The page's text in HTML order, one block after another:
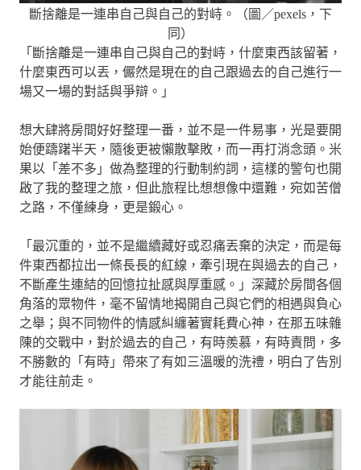
斷捨離是一連串自己與自己的對峙。（圖／pexels，下
同）
「斷捨離是一連串自己與自己的對峙，什麼東西該留著，
什麼東西可以丟，儼然是現在的自己跟過去的自己進行一
場又一場的對話與爭辯。」
想大肆將房間好好整理一番，並不是一件易事，光是要開
始便躊躇半天，隨後更被懶散擊敗，而一再打消念頭。米
果以「差不多」做為整理的行動制約詞，這樣的警句也開
啟了我的整理之旅，但此旅程比想想像中還難，宛如苦僧
之路，不僅練身，更是鍛心。
「最沉重的，並不是繼續藏好或忍痛丟棄的決定，而是每
件東西都拉出一條長長的紅線，牽引現在與過去的自己，
不斷產生連結的回憶拉扯感與厚重感。」深藏於房間各個
角落的眾物件，毫不留情地揭開自己與它們的相遇與負心
之舉；與不同物件的情感糾纏著實耗費心神，在那五味雜
陳的交戰中，對於過去的自己，有時羨慕，有時責問，多
不勝數的「有時」帶來了有如三溫暖的洗禮，明白了告別
才能往前走。